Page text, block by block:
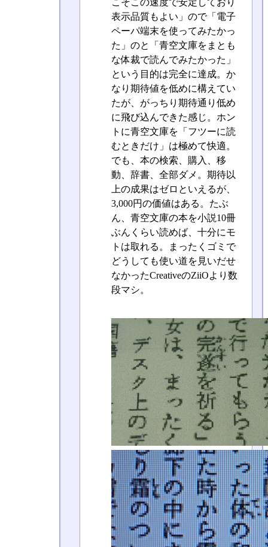
表示品質もよい」ので「電子
ペーパ端末を使ってみたかっ
た」のと「青空文庫をまとも
な体裁で読んでみたかった」
という目的は完全に達成。か
なり期待値を低めに構えてい
たが、がっちり期待通り低め
に飛び込んできた感じ。ホン
トに青空文庫を「フツーに読
むときだけ」は極めて快適。
でも、本の検索、購入、移
動、辞書、全部ダメ。期待以
上の成果はゼロといえるが、
3,000円の価値はある。たぶ
ん、青空文庫の本を小説10冊
ぶんくらい読めば、十分にモ
トは取れる。まったくゴミで
どうしても使い道を見いだせ
なかったCreativeのZiiOより数
段マシ。